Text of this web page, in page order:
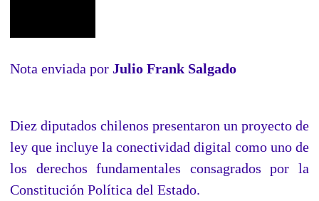
Nota enviada por Julio Frank Salgado
Diez diputados chilenos presentaron un proyecto de
ley que incluye la conectividad digital como uno de
los derechos fundamentales consagrados por la
Constitución Política del Estado.